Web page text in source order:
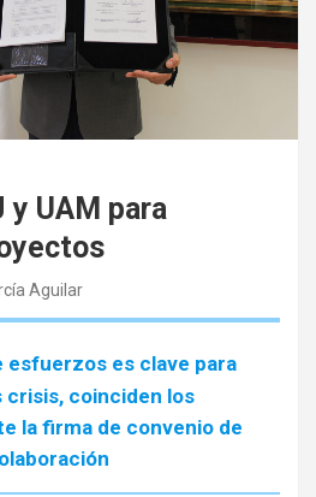
y UAM para
Aguilar
esfuerzos es clave para
crisis, coinciden los
la firma de convenio de